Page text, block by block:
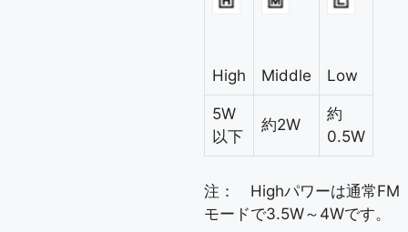
High Middle Low
5W
以下
約2W
約
0.5W
注： Highパワーは通常FM
モードで3.5W～4Wです。